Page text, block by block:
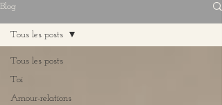
Blog
Tous les posts
Toi
Amour-relations
Tous les posts